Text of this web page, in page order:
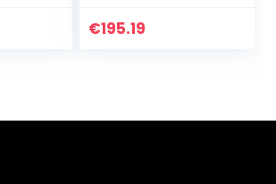
für Poster, Drucke,
€195.19